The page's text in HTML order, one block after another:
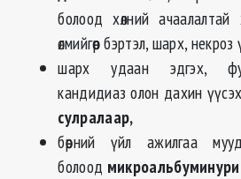
болоод хөлний ачаалалтай
өлмийгөөр бэртэл, шарх,
шарх удаан эдгэх,
кандидиаз олон дахин
сулралаар,
бөөрний үйл ажилгаа
болоод микроальбуминури